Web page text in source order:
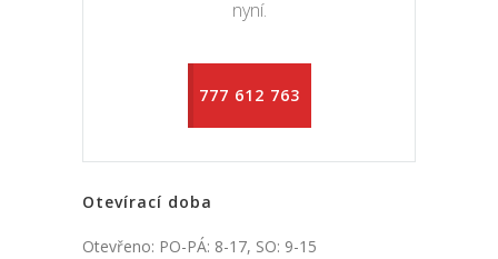
nyní.
777 612 763
Otevírací doba
Otevřeno: PO-PÁ: 8-17, SO: 9-15